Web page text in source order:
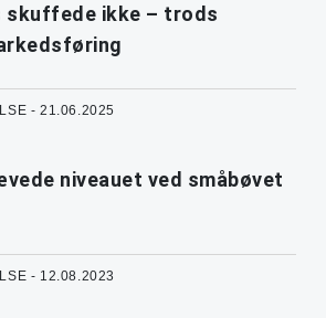
skuffede ikke – trods
- 21.06.2025
niveauet ved småbøvet
- 12.08.2023